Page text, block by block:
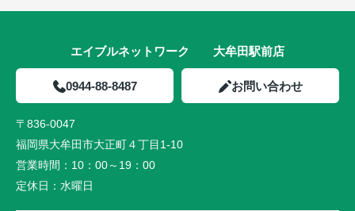
エイブルネットワーク 大牟田駅前店
0944-88-8487 お問い合わせ
〒836-0047
福岡県大牟田市大正町４丁目1-10
営業時間： 10：00～19：00
定休日： 水曜日